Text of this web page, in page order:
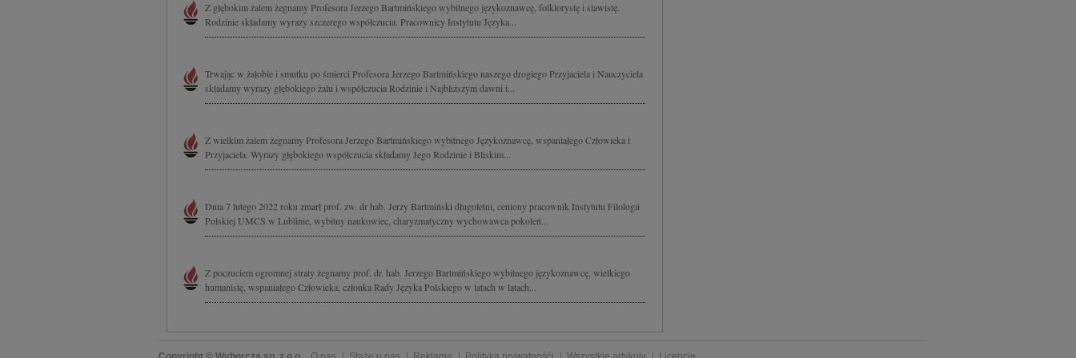
Z głębokim żalem żegnamy Profesora Jerzego Bartmińskiego wybitnego językoznawcę, folklorystę i slawistę.
Rodzinie składamy wyrazy szczerego współczucia. Pracownicy Instytutu Języka...
Trwając w żałobie i smutku po śmierci Profesora Jerzego Bartmińskiego naszego drogiego Przyjaciela i Nauczyciela
składamy wyrazy głębokiego żalu i współczucia Rodzinie i Najbliższym dawni i...
Z wielkim żalem żegnamy Profesora Jerzego Bartmińskiego wybitnego Językoznawcę, wspaniałego Człowieka i
Przyjaciela. Wyrazy głębokiego współczucia składamy Jego Rodzinie i Bliskim...
Dnia 7 lutego 2022 roku zmarł prof. zw. dr hab. Jerzy Bartmiński długoletni, ceniony pracownik Instytutu Filologii
Polskiej UMCS w Lublinie, wybitny naukowiec, charyzmatyczny wychowawca pokoleń...
Z poczuciem ogromnej straty żegnamy prof. dr. hab. Jerzego Bartmińskiego wybitnego językoznawcę, wielkiego
humanistę, wspaniałego Człowieka, członka Rady Języka Polskiego w latach w latach...